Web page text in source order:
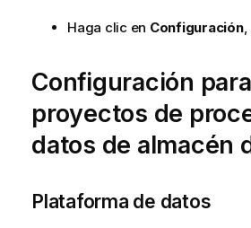
Haga clic en Configuración,
Configuración para
proyectos de
datos de almacén
Plataforma de datos